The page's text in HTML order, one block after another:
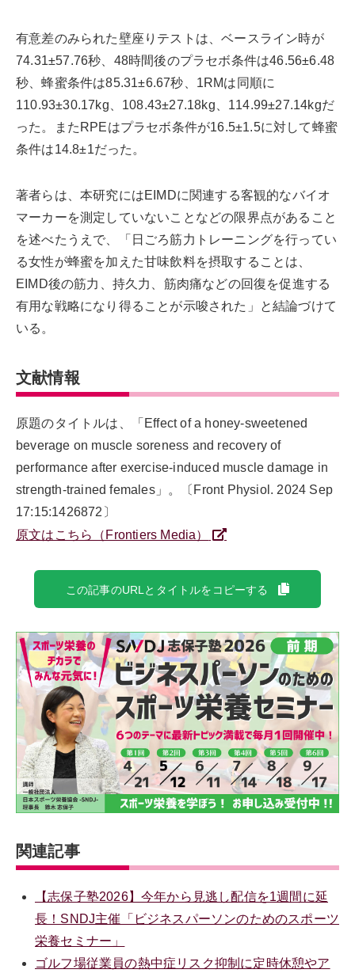
有意差のみられた壁座りテストは、ベースライン時が
74.31±57.76秒、48時間後のプラセボ条件は46.56±6.48
秒、蜂蜜条件は85.31±6.67秒、1RMは同順に
110.93±30.17kg、108.43±27.18kg、114.99±27.14kgだ
った。またRPEはプラセボ条件が16.5±1.5に対して蜂蜜
条件は14.8±1だった。
著者らは、本研究にはEIMDに関連する客観的なバイオ
マーカーを測定していないことなどの限界点があること
を述べたうえで、「日ごろ筋力トレーニングを行ってい
る女性が蜂蜜を加えた甘味飲料を摂取することは、
EIMD後の筋力、持久力、筋肉痛などの回復を促進する
有用な戦略になり得ることが示唆された」と結論づけて
いる。
文献情報
原題のタイトルは、「Effect of a honey-sweetened
beverage on muscle soreness and recovery of
performance after exercise-induced muscle damage in
strength-trained females」。〔Front Physiol. 2024 Sep
17:15:1426872〕
原文はこちら（Frontiers Media）
この記事のURLとタイトルをコピーする
関連記事
【志保子塾2026】今年から見逃し配信を1週間に延
長！SNDJ主催「ビジネスパーソンのためのスポーツ
栄養セミナー」
ゴルフ場従業員の熱中症リスク抑制に定時休憩やア